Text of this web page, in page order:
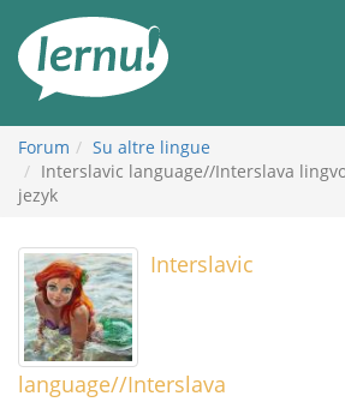
all’indice
Forum
Su altre lingue
Interslavic language//Interslava
jezyk
Interslavic
language//Interslava